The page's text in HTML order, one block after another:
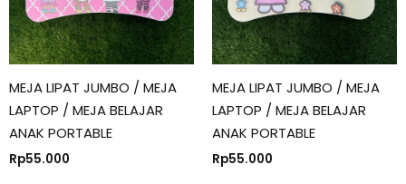
MEJA LIPAT JUMBO / MEJA
LAPTOP / MEJA BELAJAR
ANAK PORTABLE
Rp55.000
MEJA LIPAT JUMBO / MEJA
LAPTOP / MEJA BELAJAR
ANAK PORTABLE
Rp55.000